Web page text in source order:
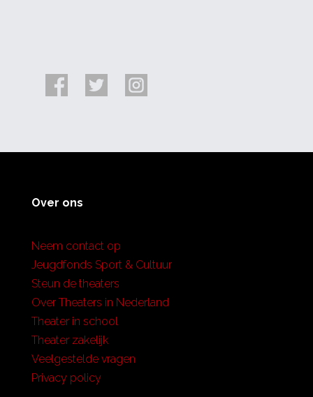
Over ons
Neem contact op
Jeugdfonds Sport & Cultuur
Steun de theaters
Over Theaters in Nederland
Theater in school
Theater zakelijk
Veelgestelde vragen
Privacy policy